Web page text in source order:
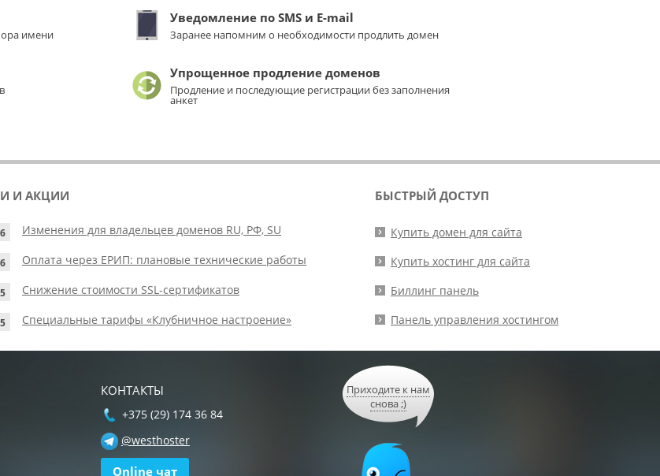
имени
Уведомление по SMS и E-mail
Заранее напомним о необходимости продлить домен
Упрощенное продление доменов
Продление и последующие регистрации без заполнения
анкет
И АКЦИИ
Изменения для владельцев доменов RU, РФ, SU
Оплата через ЕРИП: плановые технические работы
Снижение стоимости SSL-сертификатов
Специальные тарифы «Клубничное настроение»
БЫСТРЫЙ ДОСТУП
Купить домен для сайта
Купить хостинг для сайта
Биллинг панель
Панель управления хостингом
КОНТАКТЫ
+375 (29) 174 36 84
@westhoster
Online чат
Приходите к нам
снова ;)